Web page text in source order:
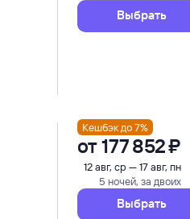
Выбрать
Кешбэк до 7%
от177 ⁠852 ⁠₽
12 авг, ср — 17 авг, пн
5 ночей, за двоих
Выбрать